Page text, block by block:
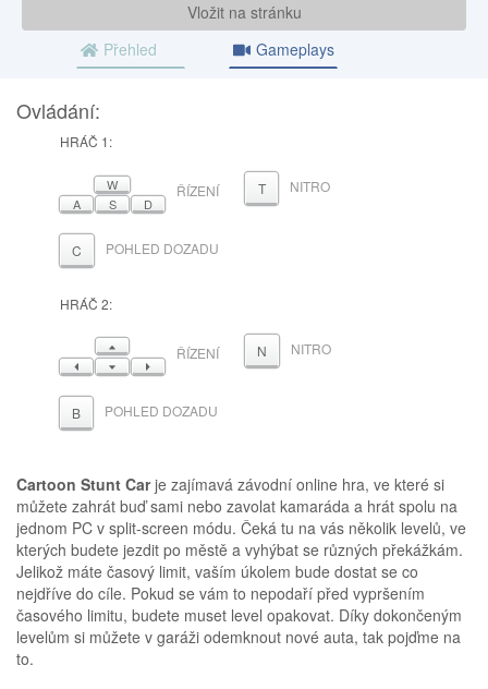
Vložit na stránku
Přehled
Gameplays
Ovládání:
HRÁČ 1:
W
A
S D
ŘÍZENÍ T NITRO
C POHLED DOZADU
HRÁČ 2:
NAHORU
VLEVODOLŮVPRAVO
ŘÍZENÍ N NITRO
B POHLED DOZADU
Cartoon Stunt Carje zajímavá závodní online hra, ve které si
můžete zahrát buď sami nebo zavolat kamaráda a hrát spolu na
jednom PC v split-screen módu. Čeká tu na vás několik levelů, ve
kterých budete jezdit po městě a vyhýbat se různých překážkám.
Jelikož máte časový limit, vaším úkolem bude dostat se co
nejdříve do cíle. Pokud se vám to nepodaří před vypršením
časového limitu, budete muset level opakovat. Díky dokončeným
levelům si můžete v garáži odemknout nové auta, tak pojďme na
to.